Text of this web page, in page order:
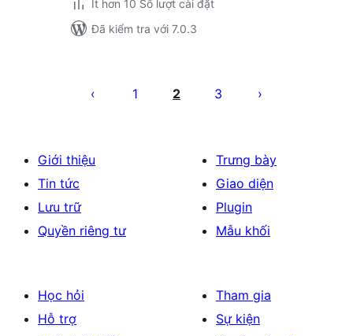
Ít hơn 10 Số lượt cài đặt
Đã kiểm tra với 7.0.3
trang
1 2 3
Giới thiệu
Tin tức
Lưu trữ
Quyền riêng tư
Trưng bày
Giao diện
Plugin
Mẫu khối
Học hỏi
Hỗ trợ
Tham gia
Sự kiện